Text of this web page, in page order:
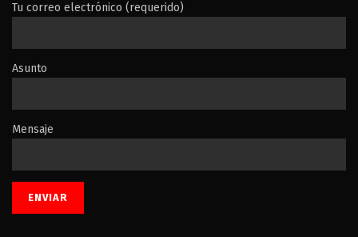
Tu correo electrónico (requerido)
Asunto
Mensaje